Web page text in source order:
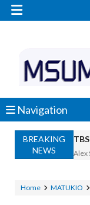

Navigation
BREAKING
NEWS
Alex
Home MATUKIO